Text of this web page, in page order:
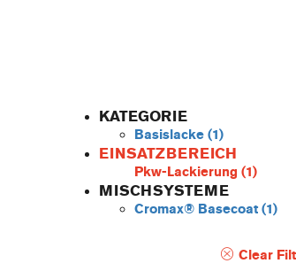
KATEGORIE
Basislacke (1)
EINSATZBEREICH
Pkw-Lackierung (1)
MISCHSYSTEME
Cromax® Basecoat (1)
Clear